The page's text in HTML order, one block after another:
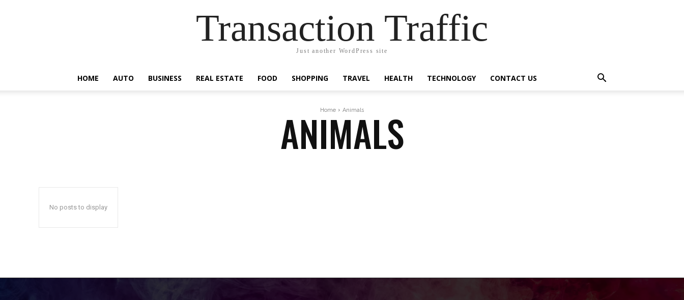
Transaction Traffic
Just another WordPress site
HOME AUTO BUSINESS REAL ESTATE FOOD SHOPPING TRAVEL HEALTH TECHNOLOGY CONTACT US
Home Animals
ANIMALS
No posts to display